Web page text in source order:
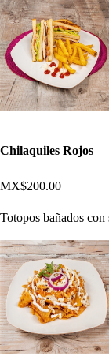
Chilaquiles Rojos
MX$200.00
Totopos bañados